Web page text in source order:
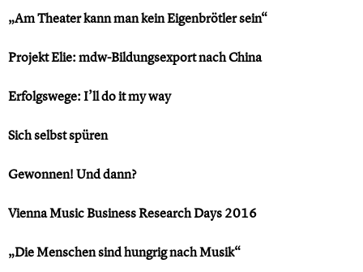
„Am Theater kann man kein Eigenbrötler sein“
Projekt Elie: mdw-Bildungsexport nach China
Erfolgswege: I’ll do it my way
Sich selbst spüren
Gewonnen! Und dann?
Vienna Music Business Research Days 2016
„Die Menschen sind hungrig nach Musik“